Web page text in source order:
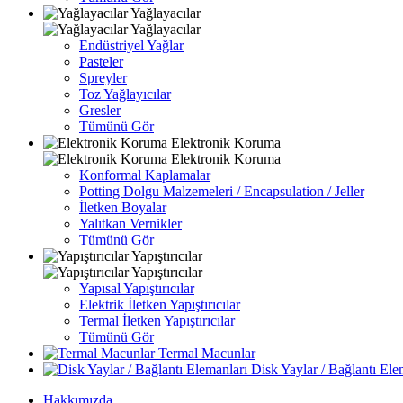
Yağlayacılar
Yağlayacılar
Endüstriyel Yağlar
Pasteler
Spreyler
Toz Yağlayıcılar
Gresler
Tümünü Gör
Elektronik Koruma
Elektronik Koruma
Konformal Kaplamalar
Potting Dolgu Malzemeleri / Encapsulation / Jeller
İletken Boyalar
Yalıtkan Vernikler
Tümünü Gör
Yapıştırıcılar
Yapıştırıcılar
Yapısal Yapıştırıcılar
Elektrik İletken Yapıştırıcılar
Termal İletken Yapıştırıcılar
Tümünü Gör
Termal Macunlar
Disk Yaylar / Bağlantı
Hakkımızda